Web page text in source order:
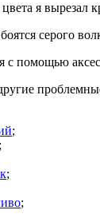
я вырезал
серого
с помощью
;
;
;
;